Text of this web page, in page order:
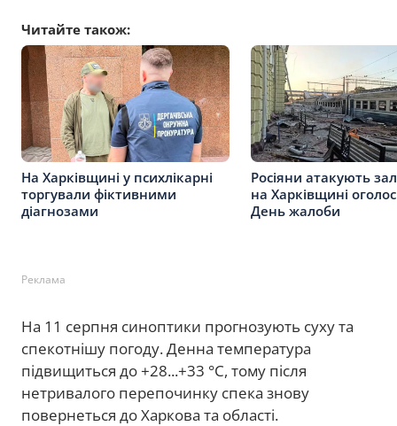
Читайте також:
На Харківщині у психлікарні
торгували фіктивними
діагнозами
Росіяни атакують
на Харківщині
День жалоби
Реклама
На 11 серпня синоптики прогнозують суху та
спекотнішу погоду. Денна температура
підвищиться до +28...+33 °C, тому після
нетривалого перепочинку спека знову
повернеться до Харкова та області.